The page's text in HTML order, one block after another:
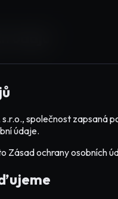
údajů
společnost zapsaná
údaje.
ochrany osobních